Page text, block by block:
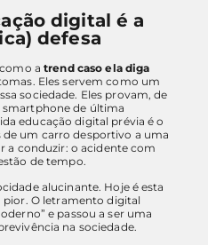
digital é a
defesa
como atrend caso ela diga
Eles servem como um
sociedade. Eles provam, de
de última
educação digital prévia é o
um carro desportivo a uma
a conduzir: o acidente com
de tempo.
alucinante. Hoje é esta
pior. O letramento digital
e passou a ser uma
na sociedade.